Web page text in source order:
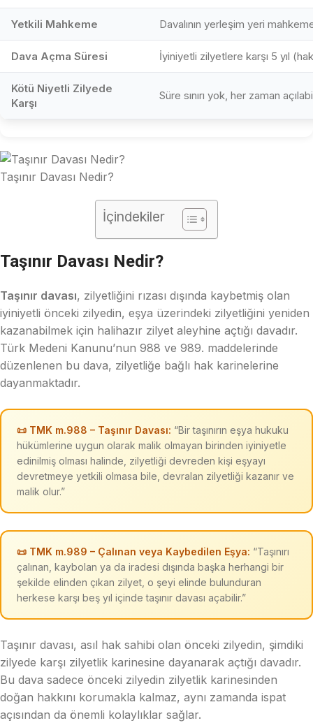
Yetkili Mahkeme Davalının yerleşim yeri
Dava Açma Süresi İyiniyetli zilyetlere karşı 5 yıl
Kötü Niyetli Zilyede
Karşı
Süre sınırı yok, her zaman
Taşınır Davası Nedir?
İçindekiler
Taşınır Davası Nedir?
Taşınır davası, zilyetliğini rızası dışında kaybetmiş olan
iyiniyetli önceki zilyedin, eşya üzerindeki zilyetliğini yeniden
kazanabilmek için halihazır zilyet aleyhine açtığı davadır.
Türk Medeni Kanunu’nun 988 ve 989. maddelerinde
düzenlenen bu dava, zilyetliğe bağlı hak karinelerine
dayanmaktadır.
📜 TMK m.988 – Taşınır Davası: “Bir taşınırın eşya hukuku
hükümlerine uygun olarak malik olmayan birinden iyiniyetle
edinilmiş olması halinde, zilyetliği devreden kişi eşyayı
devretmeye yetkili olmasa bile, devralan zilyetliği kazanır ve
malik olur.”
📜 TMK m.989 – Çalınan veya Kaybedilen Eşya: “Taşınırı
çalınan, kaybolan ya da iradesi dışında başka herhangi bir
şekilde elinden çıkan zilyet, o şeyi elinde bulunduran
herkese karşı beş yıl içinde taşınır davası açabilir.”
Taşınır davası, asıl hak sahibi olan önceki zilyedin, şimdiki
zilyede karşı zilyetlik karinesine dayanarak açtığı davadır.
Bu dava sadece önceki zilyedin zilyetlik karinesinden
doğan hakkını korumakla kalmaz, aynı zamanda ispat
açısından da önemli kolaylıklar sağlar.